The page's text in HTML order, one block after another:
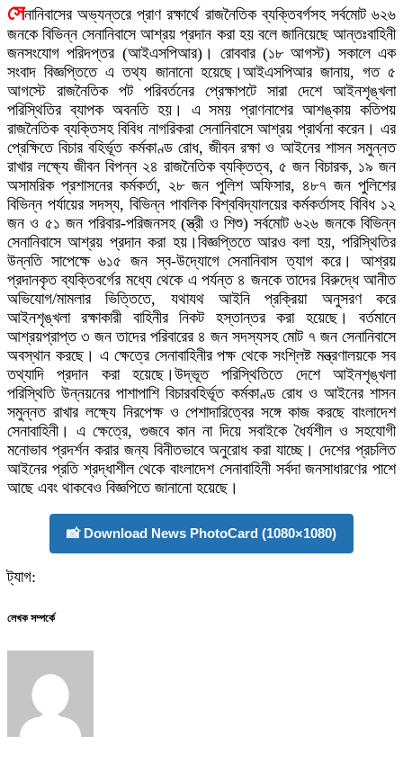
সেনানিবাসের অভ্যন্তরে প্রাণ রক্ষার্থে রাজনৈতিক ব্যক্তিবর্গসহ সর্বমোট ৬২৬
জনকে বিভিন্ন সেনানিবাসে আশ্রয় প্রদান করা হয় বলে জানিয়েছে আন্তঃবাহিনী
জনসংযোগ পরিদপ্তর (আইএসপিআর)। রোববার (১৮ আগস্ট) সকালে এক
সংবাদ বিজ্ঞপ্তিতে এ তথ্য জানানো হয়েছে।আইএসপিআর জানায়, গত ৫
আগস্টে রাজনৈতিক পট পরিবর্তনের প্রেক্ষাপটে সারা দেশে আইনশৃঙ্খলা
পরিস্থিতির ব্যাপক অবনতি হয়। এ সময় প্রাণনাশের আশঙ্কায় কতিপয়
রাজনৈতিক ব্যক্তিসহ বিবিধ নাগরিকরা সেনানিবাসে আশ্রয় প্রার্থনা করেন। এর
প্রেক্ষিতে বিচার বহির্ভূত কর্মকাণ্ড রোধ, জীবন রক্ষা ও আইনের শাসন সমুন্নত
রাখার লক্ষ্যে জীবন বিপন্ন ২৪ রাজনৈতিক ব্যক্তিত্ব, ৫ জন বিচারক, ১৯ জন
অসামরিক প্রশাসনের কর্মকর্তা, ২৮ জন পুলিশ অফিসার, ৪৮৭ জন পুলিশের
বিভিন্ন পর্যায়ের সদস্য, বিভিন্ন পাবলিক বিশ্ববিদ্যালয়ের কর্মকর্তাসহ বিবিধ ১২
জন ও ৫১ জন পরিবার-পরিজনসহ (স্ত্রী ও শিশু) সর্বমোট ৬২৬ জনকে বিভিন্ন
সেনানিবাসে আশ্রয় প্রদান করা হয়।বিজ্ঞপ্তিতে আরও বলা হয়, পরিস্থিতির
উন্নতি সাপেক্ষে ৬১৫ জন স্ব-উদ্যোগে সেনানিবাস ত্যাগ করে। আশ্রয়
প্রদানকৃত ব্যক্তিবর্গের মধ্যে থেকে এ পর্যন্ত ৪ জনকে তাদের বিরুদ্ধে আনীত
অভিযোগ/মামলার ভিত্তিতে, যথাযথ আইনি প্রক্রিয়া অনুসরণ করে
আইনশৃঙ্খলা রক্ষাকারী বাহিনীর নিকট হস্তান্তর করা হয়েছে। বর্তমানে
আশ্রয়প্রাপ্ত ৩ জন তাদের পরিবারের ৪ জন সদস্যসহ মোট ৭ জন সেনানিবাসে
অবস্থান করছে। এ ক্ষেত্রে সেনাবাহিনীর পক্ষ থেকে সংশ্লিষ্ট মন্ত্রণালয়কে সব
তথ্যাদি প্রদান করা হয়েছে।উদ্ভূত পরিস্থিতিতে দেশে আইনশৃঙ্খলা
পরিস্থিতি উন্নয়নের পাশাপাশি বিচারবহির্ভূত কর্মকাণ্ড রোধ ও আইনের শাসন
সমুন্নত রাখার লক্ষ্যে নিরপেক্ষ ও পেশাদারিত্বের সঙ্গে কাজ করছে বাংলাদেশ
সেনাবাহিনী। এ ক্ষেত্রে, গুজবে কান না দিয়ে সবাইকে ধৈর্যশীল ও সহযোগী
মনোভাব প্রদর্শন করার জন্য বিনীতভাবে অনুরোধ করা যাচ্ছে। দেশের প্রচলিত
আইনের প্রতি শ্রদ্ধাশীল থেকে বাংলাদেশ সেনাবাহিনী সর্বদা জনসাধারণের পাশে
আছে এবং থাকবেও বিজ্ঞপিতে জানানো হয়েছে।
📸 Download News PhotoCard (1080×1080)
ট্যাগ:
লেখক সম্পর্কে